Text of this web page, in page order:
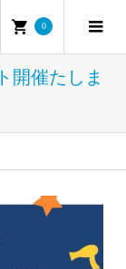
0
開催たしま